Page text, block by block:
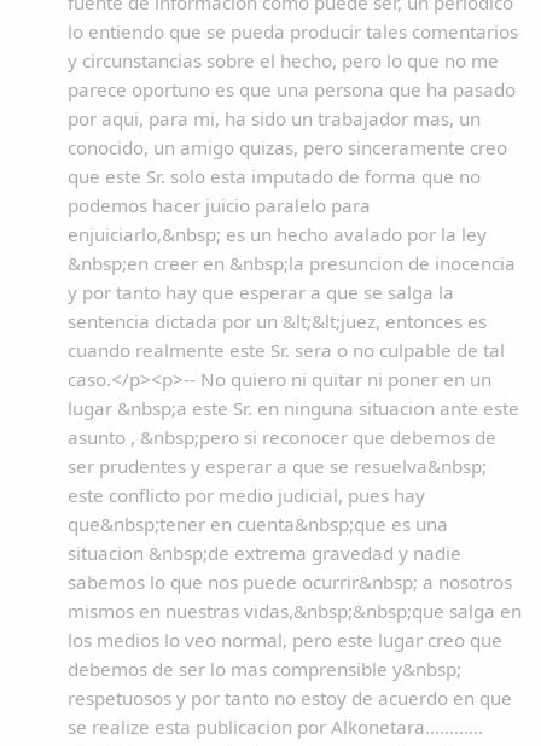
lo entiendo que se pueda producir tales comentarios
y circunstancias sobre el hecho, pero lo que no me
parece oportuno es que una persona que ha pasado
por aqui, para mi, ha sido un trabajador mas, un
conocido, un amigo quizas, pero sinceramente creo
que este Sr. solo esta imputado de forma que no
podemos hacer juicio paralelo para
enjuiciarlo,&nbsp; es un hecho avalado por la ley
&nbsp;en creer en &nbsp;la presuncion de inocencia
y por tanto hay que esperar a que se salga la
sentencia dictada por un &lt;&lt;juez, entonces es
cuando realmente este Sr. sera o no culpable de tal
caso.</p><p>-- No quiero ni quitar ni poner en un
lugar &nbsp;a este Sr. en ninguna situacion ante este
asunto , &nbsp;pero si reconocer que debemos de
ser prudentes y esperar a que se resuelva&nbsp;
este conflicto por medio judicial, pues hay
que&nbsp;tener en cuenta&nbsp;que es una
situacion &nbsp;de extrema gravedad y nadie
sabemos lo que nos puede ocurrir&nbsp; a nosotros
mismos en nuestras vidas,&nbsp;&nbsp;que salga en
los medios lo veo normal, pero este lugar creo que
debemos de ser lo mas comprensible y&nbsp;
respetuosos y por tanto no estoy de acuerdo en que
se realize esta publicacion por Alkonetara............